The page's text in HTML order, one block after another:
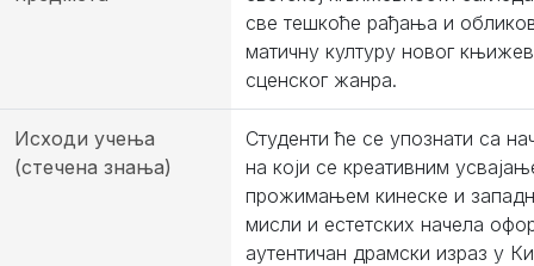
све тешкоће рађања и
матичну културу новог
сценског жанра.
Исходи учења
(стечена знања)
Студенти ће се упознати са
на који се креативним
прожимањем кинеске и
мисли и естетских начела
аутентичан драмски израз у